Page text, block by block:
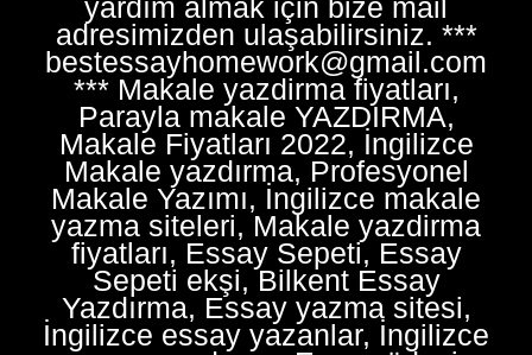
yardım almak için bize mail
adresimizden ulaşabilirsiniz. ***
bestessayhomework@gmail.com
*** Makale yazdirma fiyatları,
Parayla makale YAZDIRMA,
Makale Fiyatları 2022, İngilizce
Makale yazdırma, Profesyonel
Makale Yazımı, İngilizce makale
yazma siteleri, Makale yazdirma
fiyatları, Essay Sepeti, Essay
Sepeti ekşi, Bilkent Essay
Yazdırma, Essay yazma sitesi,
İngilizce essay yazanlar, İngilizce